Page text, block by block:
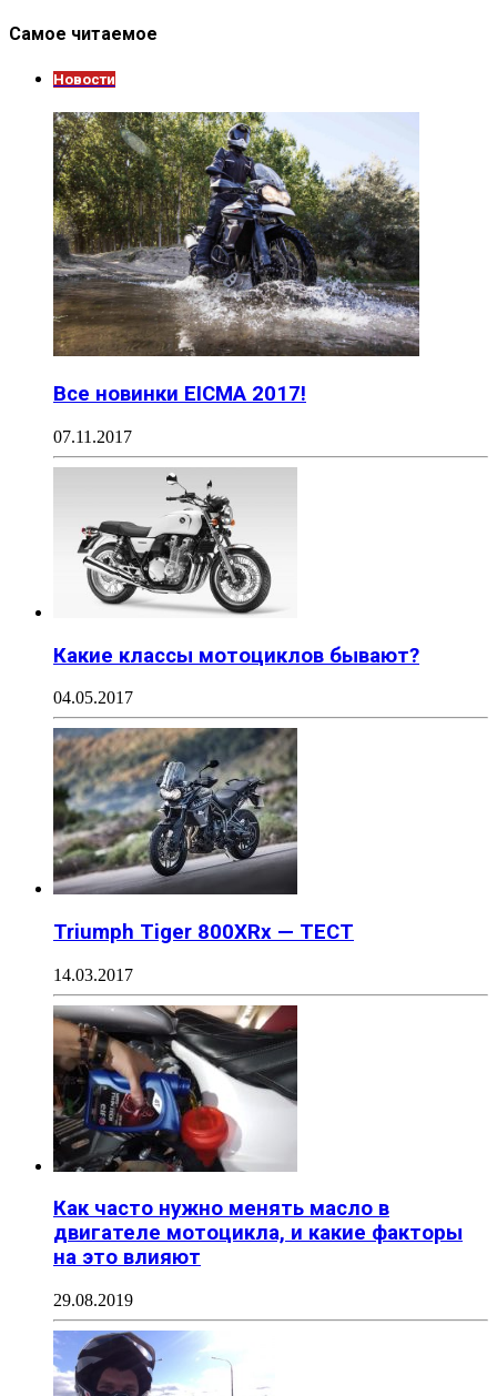
Самое читаемое
Новости
Все новинки EICMA 2017!
07.11.2017
Какие классы мотоциклов бывают?
04.05.2017
Triumph Tiger 800XRx — ТЕСТ
14.03.2017
Как часто нужно менять масло в
двигателе мотоцикла, и какие факторы
на это влияют
29.08.2019